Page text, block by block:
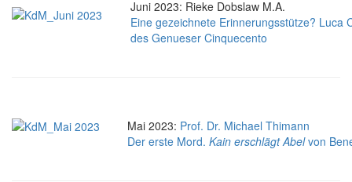
Juni 2023: Rieke Dobslaw M.A.
Eine gezeichnete Erinnerungsstütze? Luca
des Genueser Cinquecento
Mai 2023: Prof. Dr. Michael Thimann
Der erste Mord. Kain erschlägt Abelvon